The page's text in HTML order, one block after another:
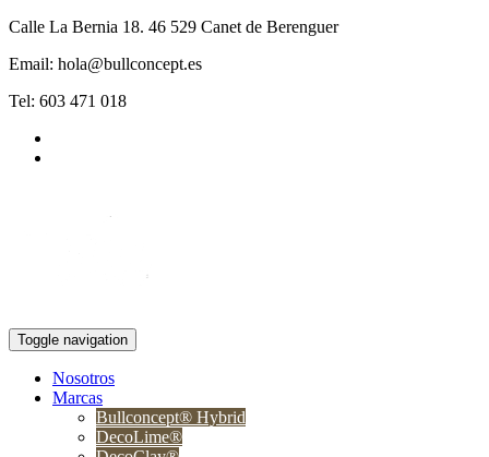
Calle La Bernia 18. 46 529 Canet de Berenguer
Email: hola@bullconcept.es
Tel: 603 471 018
Toggle navigation
Nosotros
Marcas
Bullconcept® Hybrid
DecoLime®